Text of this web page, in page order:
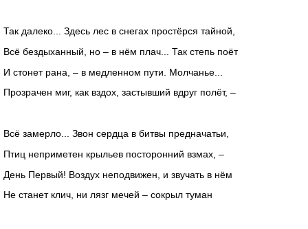
Так далеко... Здесь лес в снегах простёрся тайной,
Всё бездыханный, но – в нём плач... Так степь поёт
И стонет рана, – в медленном пути. Молчанье...
Прозрачен миг, как вздох, застывший вдруг полёт, –
Всё замерло... Звон сердца в битвы предначатьи,
Птиц неприметен крыльев посторонний взмах, –
День Первый! Воздух неподвижен, и звучать в нём
Не станет клич, ни лязг мечей – сокрыл туман